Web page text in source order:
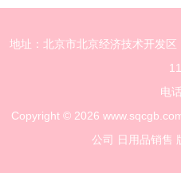
地址：北京市北京经济技术开发
电
Copyright © 2026
公司
日用品销售